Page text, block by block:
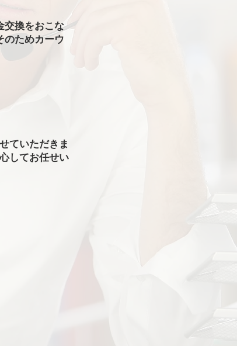
交換をおこな
のためカーウ
ていただきま
してお任せい